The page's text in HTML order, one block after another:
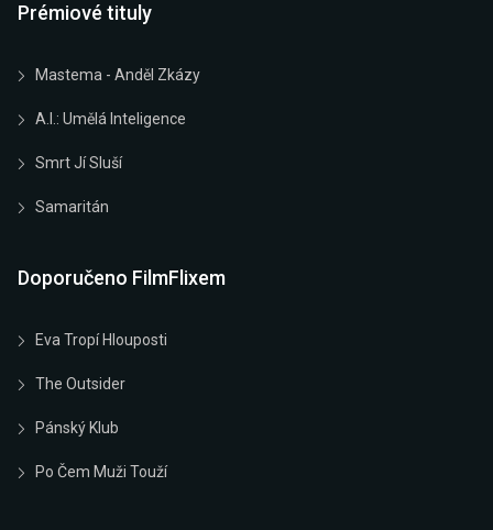
Prémiové tituly
Mastema - Anděl Zkázy
A.I.: Umělá Inteligence
Smrt Jí Sluší
Samaritán
Doporučeno FilmFlixem
Eva Tropí Hlouposti
The Outsider
Pánský Klub
Po Čem Muži Touží